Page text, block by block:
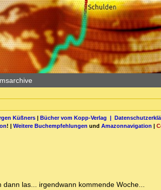
Küßners| Bücher vom Kopp-Verlag |
! | Weitere Buchempfehlungen und Amazonnavigation |
las... irgendwann kommende Woche...